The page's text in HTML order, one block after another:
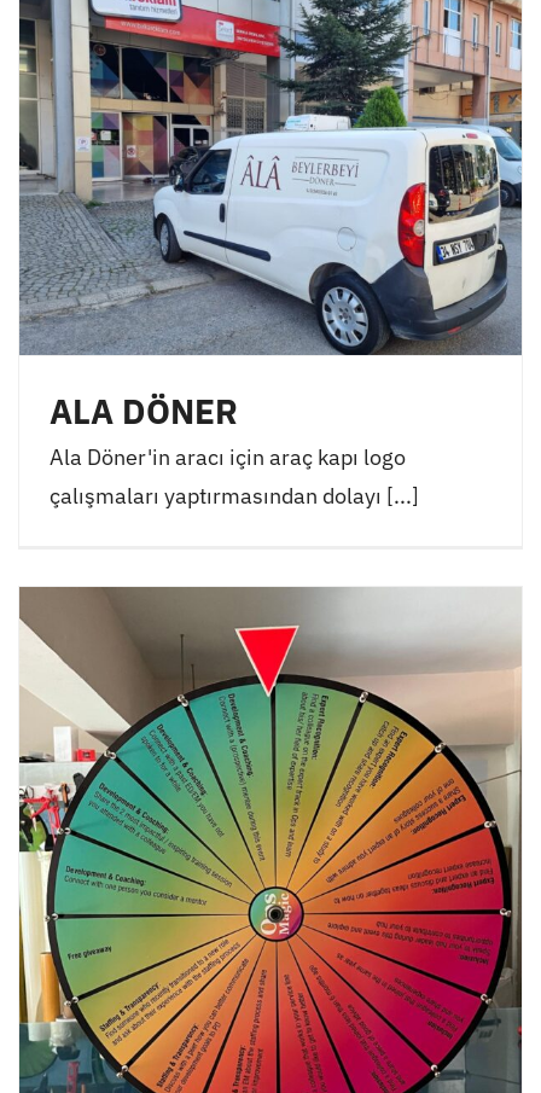
ALA DÖNER
Ala Döner'in aracı için araç kapı logo
çalışmaları yaptırmasından dolayı [...]